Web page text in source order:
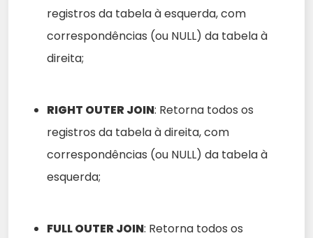
registros da tabela à esquerda, com
correspondências (ou NULL) da tabela à
direita;
RIGHT OUTER JOIN: Retorna todos os
registros da tabela à direita, com
correspondências (ou NULL) da tabela à
esquerda;
FULL OUTER JOIN: Retorna todos os